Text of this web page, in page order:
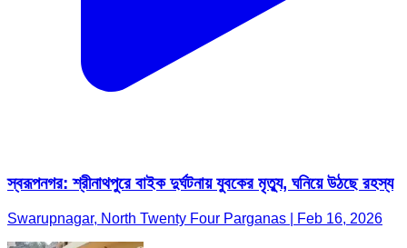
স্বরূপনগর: শ্রীনাথপুরে বাইক দুর্ঘটনায় যুবকের মৃত্যু, ঘনিয়ে উঠছে রহস্য
Swarupnagar, North Twenty Four Parganas | Feb 16, 2026